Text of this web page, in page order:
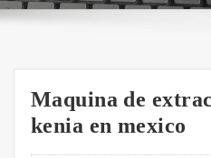
Maquina de
kenia en mexico